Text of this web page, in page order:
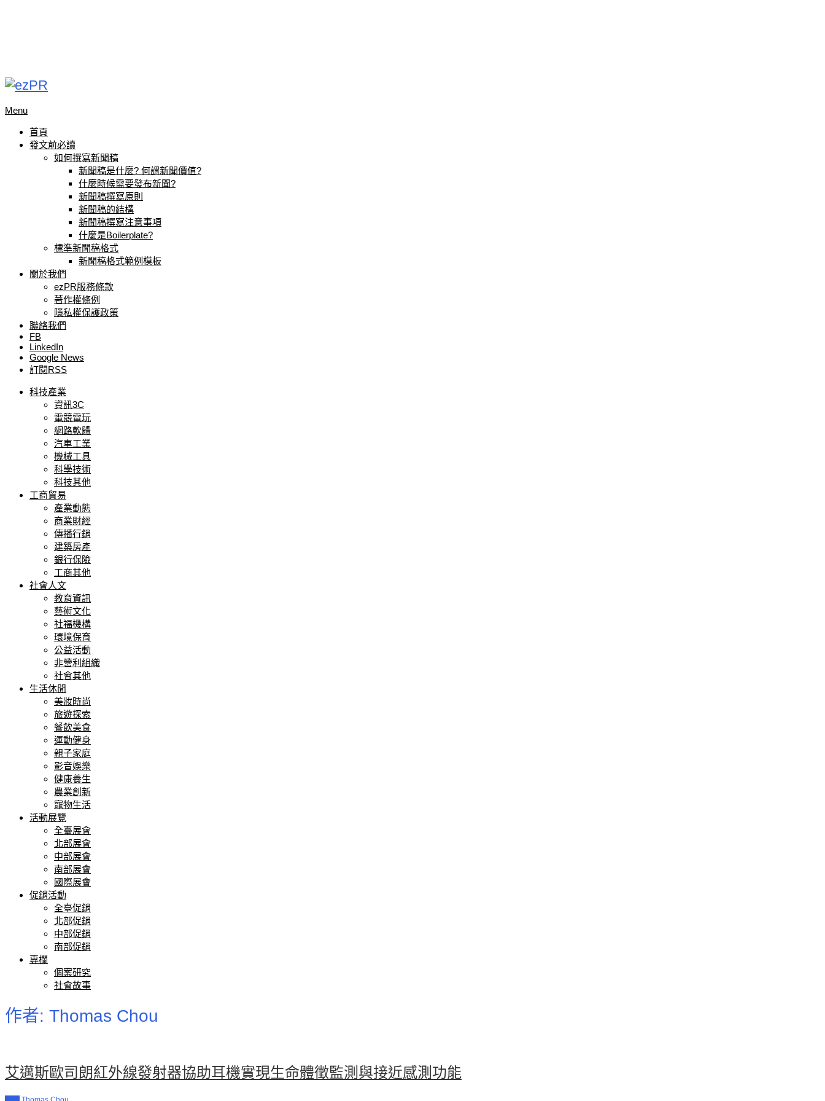
Menu
首頁
發文前必讀
如何撰寫新聞稿
新聞稿是什麼? 何謂新聞價值?
什麼時候需要發布新聞?
新聞稿撰寫原則
新聞稿的結構
新聞稿撰寫注意事項
什麼是Boilerplate?
標準新聞稿格式
新聞稿格式範例模板
關於我們
ezPR服務條款
著作權條例
隱私權保護政策
聯絡我們
FB
LinkedIn
Google News
訂閱RSS
科技產業
資訊3C
電競電玩
網路軟體
汽車工業
機械工具
科學技術
科技其他
工商貿易
產業動態
商業財經
傳播行銷
建築房產
銀行保險
工商其他
社會人文
教育資訊
藝術文化
社福機構
環境保育
公益活動
非營利組織
社會其他
生活休閒
美妝時尚
旅遊探索
餐飲美食
運動健身
親子家庭
影音娛樂
健康養生
農業創新
寵物生活
活動展覽
全臺展會
北部展會
中部展會
南部展會
國際展會
促銷活動
全臺促銷
北部促銷
中部促銷
南部促銷
專欄
個案研究
社會故事
作者: Thomas Chou
艾邁斯歐司朗紅外線發射器協助耳機實現生命體徵監測與接近感測功能